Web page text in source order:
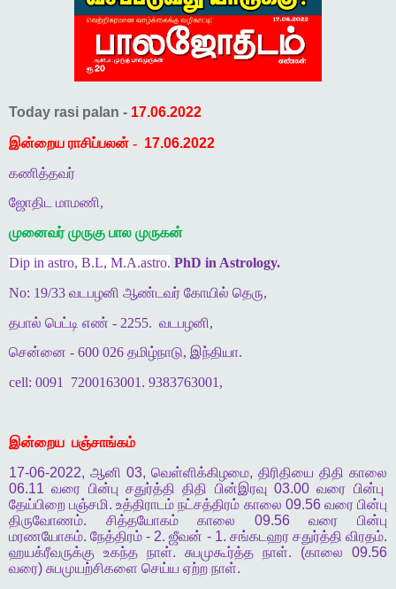
Today rasi palan - 17.06.2022
இன்றைய ராசிப்பலன் - 17.06.2022
கணித்தவர்
ஜோதிட மாமணி,
முனைவர் முருகு பால முருகன்
Dip in astro, B.L, M.A.astro. PhD in Astrology.
No: 19/33 வடபழனி ஆண்டவர் கோயில் தெரு,
தபால் பெட்டி எண் - 2255. வடபழனி,
சென்னை - 600 026 தமிழ்நாடு, இந்தியா.
cell: 0091
7200163001. 9383763001,
இன்றைய பஞ்சாங்கம்
17-06-2022, ஆனி 03, வெள்ளிக்கிழமை, திரிதியை திதி காலை
06.11வரை பின்பு சதுர்த்தி திதி பின்இரவு 03.00வரை பின்பு
தேய்பிறை பஞ்சமி.உத்திராடம் நட்சத்திரம் காலை 09.56 வரை பின்பு
திருவோணம். சித்தயோகம் காலை 09.56வரை
பின்பு
மரணயோகம்.நேத்திரம் - 2.ஜீவன் - 1. சங்கடஹர சதுர்த்தி விரதம்.
ஹயக்ரீவருக்கு
உகந்த நாள். சுபமுகூர்த்த நாள். (காலை 09.56
வரை) சுபமுயற்சிகளை செய்ய ஏற்ற நாள்.